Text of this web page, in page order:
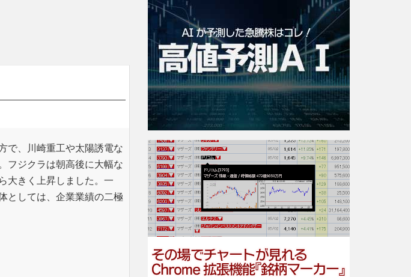
で、川崎重工や太陽誘電な
フジクラは朝高後に大幅な
大きく上昇しました。一
としては、企業業績の二極